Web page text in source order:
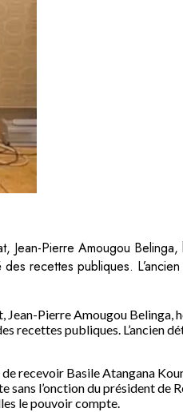
Pierre Amougou Belinga,
recettes publiques.
Pierre Amougou Belinga,
recettes publiques. L’ancien
recevoir Basile Atangana
sans l’onction du président de
le pouvoir compte.